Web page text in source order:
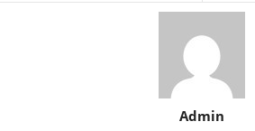
Admin